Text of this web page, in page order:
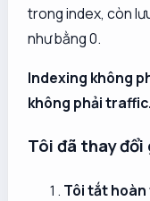
trong index, còn
như bằng 0.
Indexing không
không phải traffic.
Tôi đã thay đổi
Tôi tắt